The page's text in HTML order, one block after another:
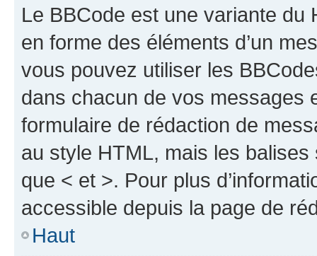
Le BBCode est une variante du
en forme des éléments d’un
vous pouvez utiliser les
dans chacun de vos messages
formulaire de rédaction de
au style HTML, mais les
que < et >. Pour plus
accessible depuis la page de
Haut